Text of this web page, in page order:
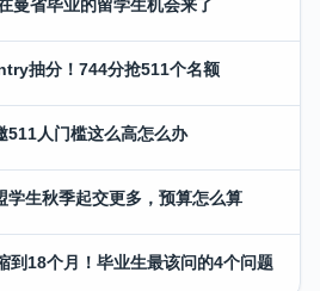
曼省毕业的留学生机会来了
抽分！744分抢511个名额
511人门槛这么高怎么办
学生秋季起交更多，预算怎么算
到18个月！毕业生最该问的4个问题